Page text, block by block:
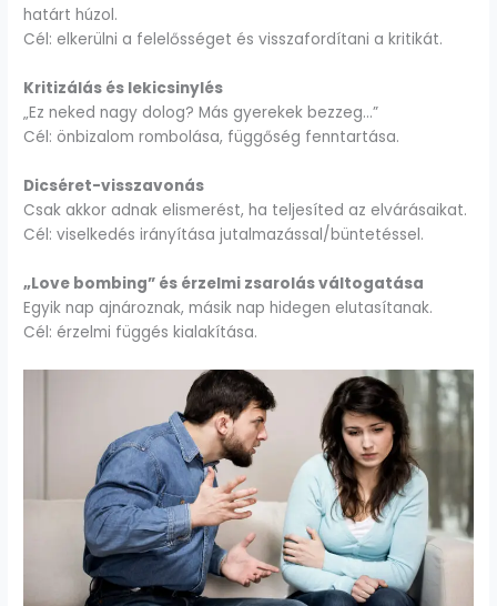
határt húzol.
Cél: elkerülni a felelősséget és visszafordítani a kritikát.
Kritizálás és lekicsinylés
„Ez neked nagy dolog? Más gyerekek bezzeg…”
Cél: önbizalom rombolása, függőség fenntartása.
Dicséret-visszavonás
Csak akkor adnak elismerést, ha teljesíted az elvárásaikat.
Cél: viselkedés irányítása jutalmazással/büntetéssel.
„Love bombing” és érzelmi zsarolás váltogatása
Egyik nap ajnároznak, másik nap hidegen elutasítanak.
Cél: érzelmi függés kialakítása.